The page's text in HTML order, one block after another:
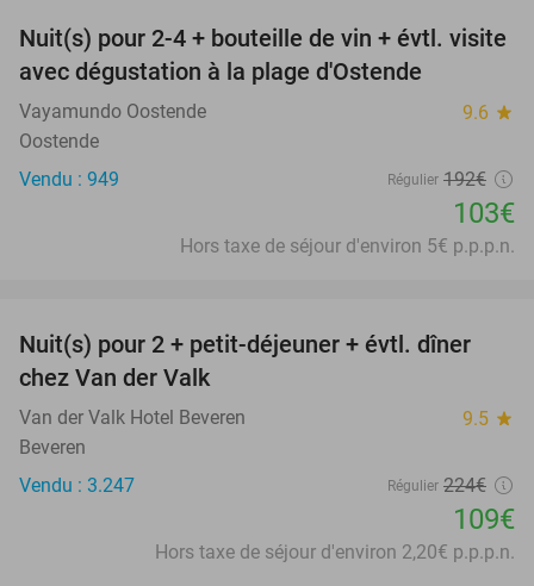
46%
Nuit(s) pour 2-4 + bouteille de vin + évtl. visite
avec dégustation à la plage d'Ostende
Vayamundo Oostende 9.6 star
Oostende
Vendu : 949
Régulier 192€
103€
Hors taxe de séjour d'environ 5€ p.p.p.n.
51%
Nuit(s) pour 2 + petit-déjeuner + évtl. dîner
chez Van der Valk
Van der Valk Hotel Beveren 9.5 star
Beveren
Vendu : 3.247
Régulier 224€
109€
Hors taxe de séjour d'environ 2,20€ p.p.p.n.